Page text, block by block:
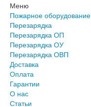
Меню
Пожарное оборудование
Перезарядка
Перезарядка ОП
Перезарядка ОУ
Перезарядка ОВП
Доставка
Оплата
Гарантии
О нас
Статьи